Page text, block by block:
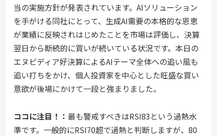
当の実施方針が発表されています。AIソリューション
を手がける同社にとって、生成AI需要の本格的な恩恵
が業績に反映されはじめたことを市場は評価し、決算
翌日から断続的に買いが続いている状況です。本日の
エヌビディア好決算によるAIテーマ全体への追い風も
追い打ちをかけ、個人投資家を中心とした旺盛な買い
意欲が後場にかけて一段と強まりました。
ココに注目！： 最も警戒すべきはRSI83という過熱水
準です。一般的にRSI70超で過熱と判断しますが、80